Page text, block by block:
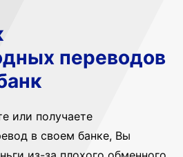
переводов
или получаете
в своем банке, Вы